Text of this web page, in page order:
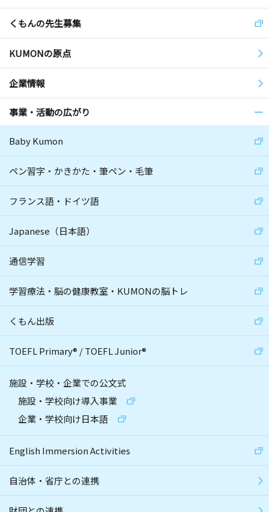
くもんの先生募集
KUMONの原点
企業情報
事業・活動の広がり
Baby Kumon
ペン習字・かきかた・筆ペン・毛筆
フランス語・ドイツ語
Japanese（日本語）
通信学習
学習療法・脳の健康教室・KUMONの脳トレ
くもん出版
TOEFL Primary® /TOEFL Junior®
施設・学校・企業での公文式
施設・学校向け導入事業
企業・学校向け日本語
English Immersion Activities
自治体・省庁との連携